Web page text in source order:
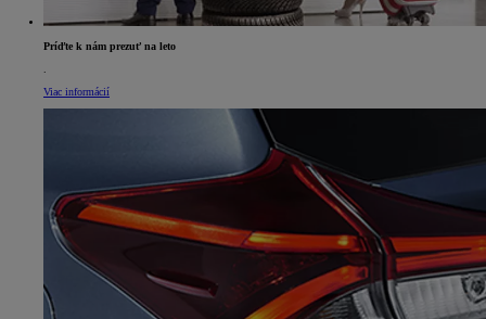
Príďte k nám prezuť na leto
Viac informácií